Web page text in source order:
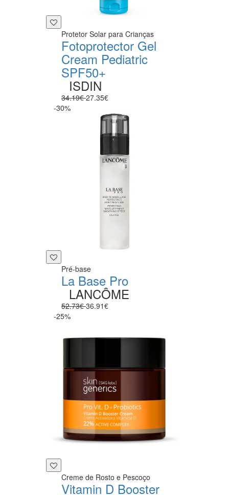
Protetor Solar para Crianças
Fotoprotector Gel
Cream Pediatric
SPF50+
ISDIN
34.19€27.35€
-30%
Pré-base
La Base Pro
LANCÔME
52.73€36.91€
-25%
Creme de Rosto e Pescoço
Vitamin D Booster